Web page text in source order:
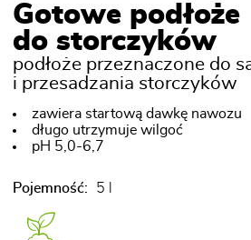
Gotowe podłoże
do storczyków
podłoże przeznaczone do
i przesadzania storczyków
zawiera startową dawkę nawozu
długo utrzymuje wilgoć
pH 5,0-6,7
Pojemność: 5 l